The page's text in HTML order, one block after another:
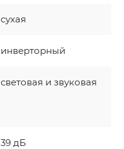
сухая
инверторный
световая и звуковая
39 дБ